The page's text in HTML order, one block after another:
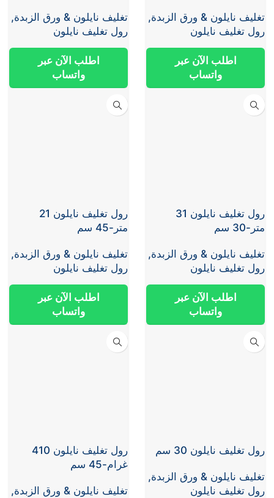
تغليف نايلون & ورق الزبدة,
رول تغليف نايلون
اطلب الآن عبر
واتساب
تغليف نايلون & ورق الزبدة,
رول تغليف نايلون
اطلب الآن عبر
واتساب
رول تغليف نايلون 31
متر-30 سم
تغليف نايلون & ورق الزبدة,
رول تغليف نايلون
اطلب الآن عبر
واتساب
رول تغليف نايلون 21
متر-45 سم
تغليف نايلون & ورق الزبدة,
رول تغليف نايلون
اطلب الآن عبر
واتساب
رول تغليف نايلون 30 سم
تغليف نايلون & ورق الزبدة,
رول تغليف نايلون
رول تغليف نايلون 410
غرام-45 سم
تغليف نايلون & ورق الزبدة,